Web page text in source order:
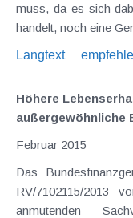
muss, da es sich dabei um eine
Langtext
Höhere
außergewöhnliche
Februar 2015
Das Bundesfinanzgericht (BFG) hatte sich unlängst (GZ
RV/7102115/2013
anmutenden